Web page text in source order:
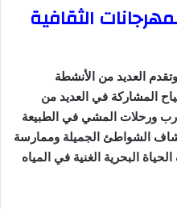
الثقافية
العديد من الأنشطة
المشاركة في العديد من
ورحلات المشي في الطبيعة
الشواطئ الجميلة وممارسة
البحرية الغنية في المياه